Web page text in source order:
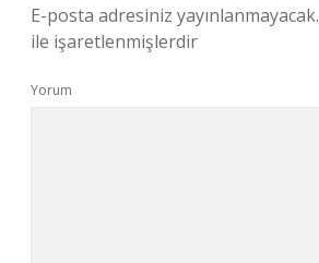
E-posta adresiniz yayınlanmayacak.
ile işaretlenmişlerdir
Yorum